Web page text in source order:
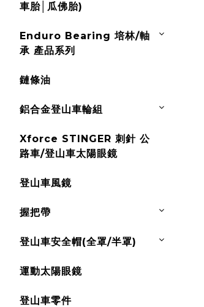
車胎│瓜佛胎)
Enduro Bearing 培林/軸
承 產品系列
鏈條油
鋁合金登山車輪組
Xforce STINGER 刺針 公
路車/登山車太陽眼鏡
登山車風鏡
握把帶
登山車安全帽(全罩/半罩)
運動太陽眼鏡
登山車零件